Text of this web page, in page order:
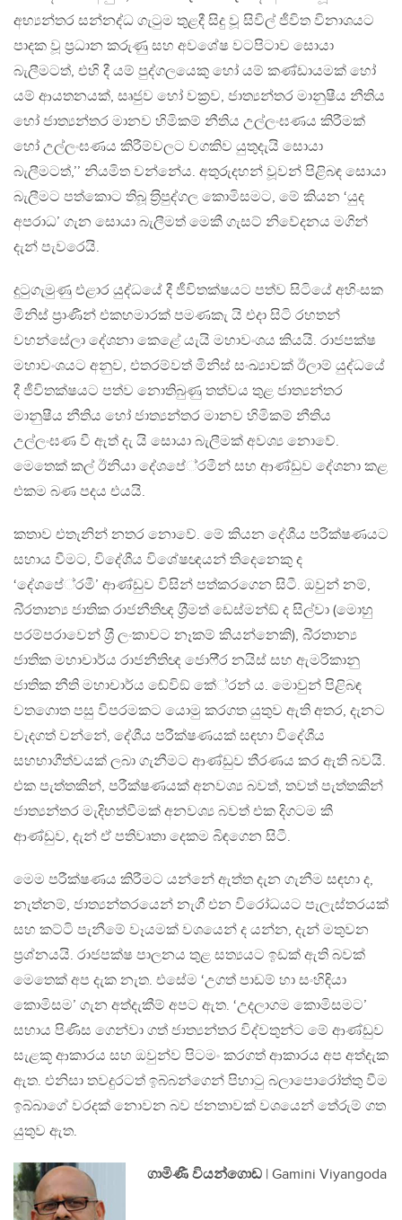
අභ්‍යන්තර සන්නද්ධ ගැටුම තුළදී සිදු වූ සිවිල් ජීවිත විනාශයට
පාදක වූ ප‍්‍රධාන කරුණු සහ අවශේෂ වටපිටාව සොයා
බැලීමටත්, එහි දී යම් පුද්ගලයෙකු හෝ යම් කණ්ඩායමක් හෝ
යම් ආයතනයක්, සෘජුව හෝ වක‍්‍රව, ජාත්‍යන්තර මානුෂීය නීතිය
හෝ ජාත්‍යන්තර මානව හිමිකම් නීතිය උල්ලංඝණය කිරීමක්
හෝ උල්ලංඝණය කිරීම්වලට වගකිව යුතුදැයි සොයා
බැලීමටත්,’’ නියමිත වන්නේය. අතුරුදහන් වූවන් පිළිබඳ සොයා
බැලීමට පත්කොට තිබූ ත‍්‍රිපුද්ගල කොමිසමට, මේ කියන ‘යුද
අපරාධ’ ගැන සොයා බැලීමත් මෙකී ගැසට් නිවේදනය මගින්
දැන් පැවරෙයි.
දුටුගැමුණු එළාර යුද්ධයේ දී ජීවිතක්ෂයට පත්ව සිටියේ අහිංසක
මිනිස් ප‍්‍රාණීන් එකහමාරක් පමණකැ යි එදා සිටි රහතන්
වහන්සේලා දේශනා කෙළේ යැයි මහාවංශය කියයි. රාජපක්ෂ
මහාවංශයට අනුව, එතරම්වත් මිනිස් සංඛ්‍යාවක් ඊලාම් යුද්ධයේ
දී ජීවිතක්ෂයට පත්ව නොතිබුණු තත්වය තුළ ජාත්‍යන්තර
මානුෂීය නීතිය හෝ ජාත්‍යන්තර මානව හිමිකම් නීතිය
උල්ලංඝණ වී ඇත් දැ යි සොයා බැලීමක් අවශ්‍ය නොවේ.
මෙතෙක් කල් ඊනියා දේශපේ‍්‍රමීන් සහ ආණ්ඩුව දේශනා කළ
එකම බණ පදය එයයි.
කතාව එතැනින් නතර නොවේ. මේ කියන දේශීය පරීක්ෂණයට
සහාය වීමට, විදේශීය විශේෂඥයන් තිදෙනෙකු ද
‘දේශපේ‍්‍රමී’ ආණ්ඩුව විසින් පත්කරගෙන සිටී. ඔවුන් නම්,
බි‍්‍රතාන්‍ය ජාතික රාජනීතිඥ ශ‍්‍රීමත් ඩෙස්මන්ඞ් ද සිල්වා (මොහු
පරම්පරාවෙන් ශ‍්‍රී ලංකාවට නෑකම් කියන්නෙකි), බි‍්‍රතාන්‍ය
ජාතික මහාචාර්ය රාජනීතිඥ ජොෆී‍්‍ර නයිස් සහ ඇමරිකානු
ජාතික නීති මහාචාර්ය ඬේවිඞ් කේ‍්‍රන් ය. මොවුන් පිළිබඳ
වතගොත පසු විපරමකට යොමු කරගත යුතුව ඇති අතර, දැනට
වැදගත් වන්නේ, දේශීය පරීක්ෂණයක් සඳහා විදේශීය
සහභාගීත්වයක් ලබා ගැනීමට ආණ්ඩුව තීරණය කර ඇති බවයි.
එක පැත්තකින්, පරීක්ෂණයක් අනවශ්‍ය බවත්, තවත් පැත්තකින්
ජාත්‍යන්තර මැදිහත්වීමක් අනවශ්‍ය බවත් එක දිගටම කී
ආණ්ඩුව, දැන් ඒ පතිවෘතා දෙකම බිඳගෙන සිටී.
මෙම පරීක්ෂණය කිරීමට යන්නේ ඇත්ත දැන ගැනීම සඳහා ද,
නැත්නම්, ජාත්‍යන්තරයෙන් නැගී එන විරෝධයට පැලැස්තරයක්
සහ කට්ටි පැනීමේ වෑයමක් වශයෙන් ද යන්න, දැන් මතුවන
ප‍්‍රශ්නයයි. රාජපක්ෂ පාලනය තුළ සත්‍යයට ඉඩක් ඇති බවක්
මෙතෙක් අප දැක නැත. එසේම ‘උගත් පාඩම් හා සංහිඳියා
කොමිසම’ ගැන අත්දැකීම් අපට ඇත. ‘උදලාගම කොමිසමට’
සහාය පිණිස ගෙන්වා ගත් ජාත්‍යන්තර විද්වතුන්ට මේ ආණ්ඩුව
සැළකූ ආකාරය සහ ඔවුන්ව පිටමං කරගත් ආකාරය අප අත්දැක
ඇත. එනිසා තවදුරටත් ඉබ්බන්ගෙන් පිහාටු බලාපොරෝත්තු වීම
ඉබ්බාගේ වරදක් නොවන බව ජනතාවක් වශයෙන් තේරුම් ගත
යුතුව ඇත.
ගාමිණී වියන්ගොඩ | Gamini Viyangoda